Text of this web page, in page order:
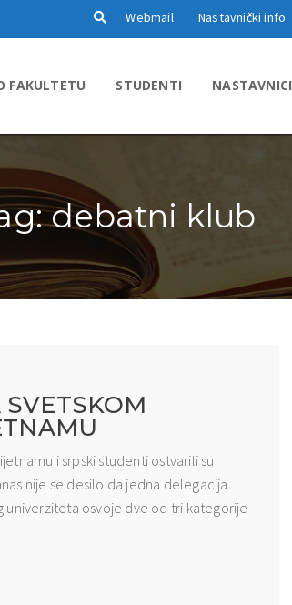
Webmail Nastavnički info
FAKULTETU STUDENTI NASTAVNICI
debatni klub
i srpski studenti ostvarili su
nije se desilo da jedna delegacija
univerziteta osvoje dve od tri kategorije